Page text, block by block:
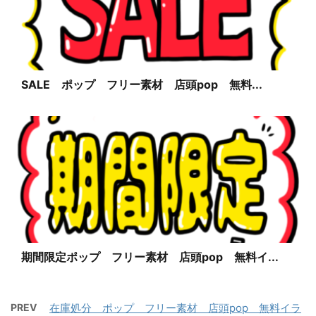
SALE ポップ フリー素材 店頭pop 無料...
期間限定ポップ フリー素材 店頭pop 無料イ...
PREV
在庫処分 ポップ フリー素材 店頭pop 無料イラ